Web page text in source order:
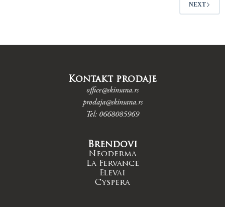
NEXT
Kontakt prodaje
office@skinsana.rs
prodaja@skinsana.rs
Tel: 0668085969
Brendovi
Neoderma
La Fervance
Elevai
Cyspera